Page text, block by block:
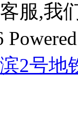
服,我
2号地